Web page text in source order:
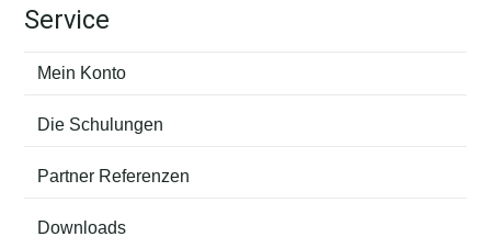
Service
Mein Konto
Die Schulungen
Partner Referenzen
Downloads